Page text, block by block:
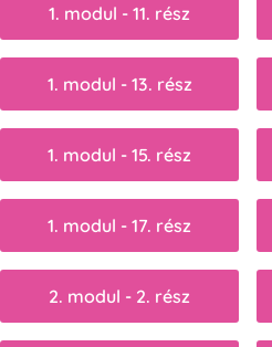
1. modul - 11. rész
1. modul - 13. rész
1. modul - 15. rész
1. modul - 17. rész
2. modul - 2. rész